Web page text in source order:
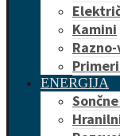
Kamini
ENERGIJA